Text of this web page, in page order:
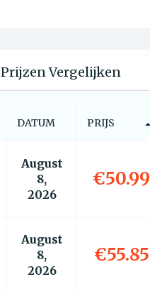
Prijzen Vergelijken
DATUM PRIJS
August
8,
2026
€50.99
August
8,
2026
€55.85